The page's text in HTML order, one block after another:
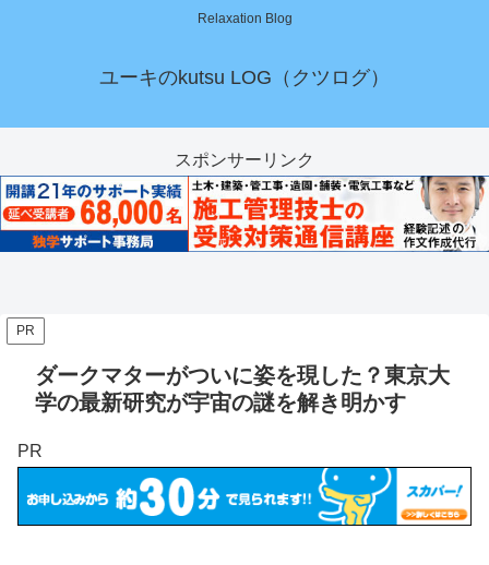
Relaxation Blog
ユーキのkutsu LOG（クツログ）
スポンサーリンク
PR
ダークマターがついに姿を現した？東京大
学の最新研究が宇宙の謎を解き明かす
PR